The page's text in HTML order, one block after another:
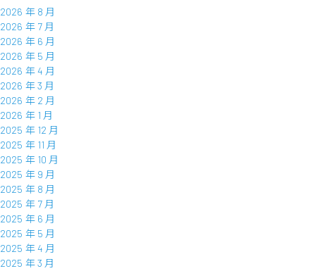
2026 年 8 月
2026 年 7 月
2026 年 6 月
2026 年 5 月
2026 年 4 月
2026 年 3 月
2026 年 2 月
2026 年 1 月
2025 年 12 月
2025 年 11 月
2025 年 10 月
2025 年 9 月
2025 年 8 月
2025 年 7 月
2025 年 6 月
2025 年 5 月
2025 年 4 月
2025 年 3 月